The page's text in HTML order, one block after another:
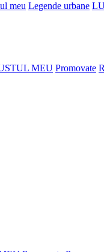
meu Legende urbane
MEU Promovate